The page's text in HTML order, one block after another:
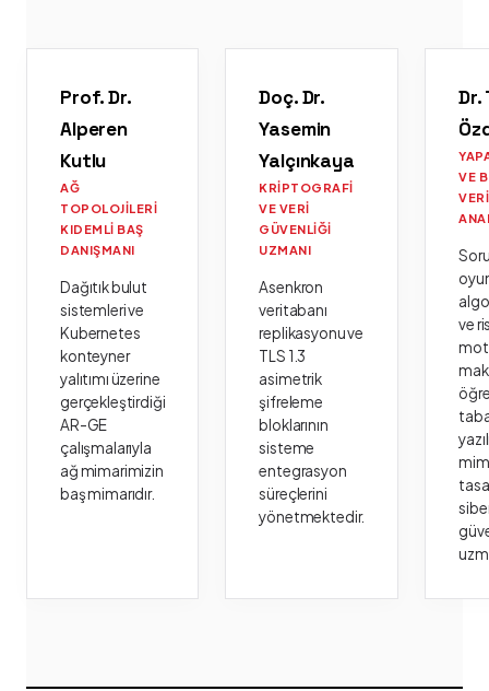
Prof. Dr.
Alperen
Kutlu
AĞ
TOPOLOJILERI
KIDEMLI BAŞ
DANIŞMANI
Dağıtık bulut
sistemleri ve
Kubernetes
konteyner
yalıtımı üzerine
gerçekleştirdiği
AR-GE
çalışmalarıyla
ağ mimarimizin
baş mimarıdır.
Doç. Dr.
Yasemin
Yalçınkaya
KRIPTOGRAFI
VE VERI
GÜVENLIĞI
UZMANI
Asenkron
veritabanı
replikasyonu ve
TLS 1.3
asimetrik
şifreleme
bloklarının
sisteme
entegrasyon
süreçlerini
yönetmektedir.
Dr.
VE
VERI
ve